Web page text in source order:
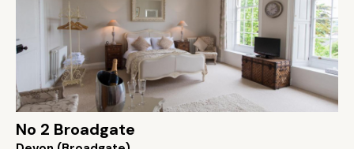
No 2 Broadgate